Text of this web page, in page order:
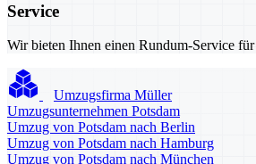
Service
Wir bieten Ihnen einen Rundum-Service
Umzugsfirma Müller
Umzugsunternehmen Potsdam
Umzug von Potsdam nach Berlin
Umzug von Potsdam nach Hamburg
Umzug von Potsdam nach München